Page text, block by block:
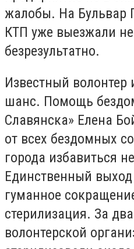
жалобы. На Бульвар
КТП уже выезжали
безрезультатно.
Известный
шанс. Помощь
Славянска» Елена
от всех бездомных
города избавиться
Единственный
гуманное
стерилизация. За
волонтерской